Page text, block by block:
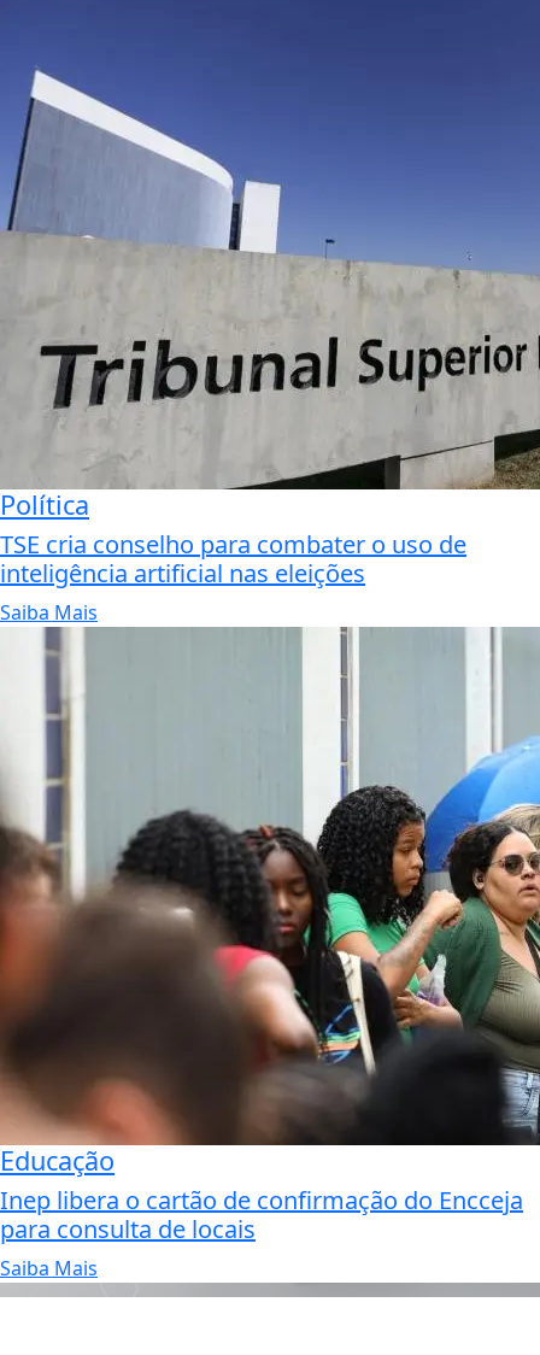
Política
TSE cria conselho para combater o uso de
inteligência artificial nas eleições
Saiba Mais
Educação
Inep libera o cartão de confirmação do Encceja
para consulta de locais
Saiba Mais